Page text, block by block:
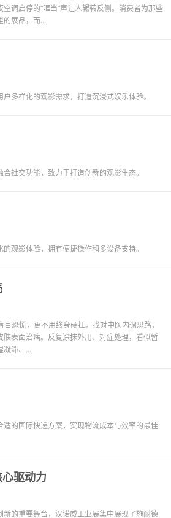
调启停的“哐当”声让人辗转反侧。消费者为那些
的展品，而...
多样化的观影需求，打造沉浸式娱乐体验。
社交功能，致力于打造创新的观影生态。
观影体验，拥有便捷操作和多设备支持。
恐慌，更不用终身硬扛。找对中医内调思路，
表面治病。反复涂抹外用、对症处理，看似暂
凝滞、...
的国际快递方案，实现物流成本与效率的最佳
驱动力
的重要舞台，汉诺威工业展集中展现了施耐德